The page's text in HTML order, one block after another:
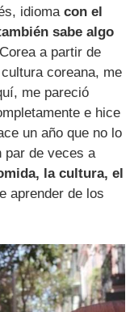
idiomacon el
sabe algo
a partir de
coreana, me
me pareció
e hice
un año que no lo
par de veces a
la cultura, el
aprender de los